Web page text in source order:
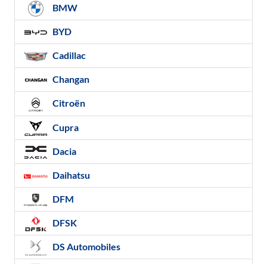
BMW
BYD
Cadillac
Changan
Citroën
Cupra
Dacia
Daihatsu
DFM
DFSK
DS Automobiles